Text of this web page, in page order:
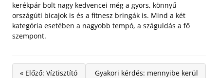
kerékpár bolt nagy kedvencei még a gyors, könnyű
országúti bicajok is és a fitnesz bringák is. Mind a két
kategória esetében a nagyobb tempó, a száguldás a fő
szempont.
« Előző: Víztisztító
Gyakori kérdés: mennyibe kerül